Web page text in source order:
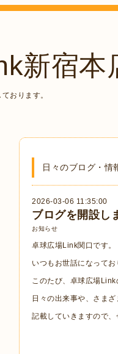
新宿本
おります。
日々のブログ・情
2026-03-06 11:35:00
ブログを開設し
お知らせ
卓球広場Link関口です。
いつもお世話になってお
このたび、卓球広場Link
日々の出来事や、さま
記載していきますので、